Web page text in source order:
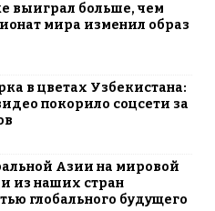
выиграл больше, чем
мира изменил образ
в цветах Узбекистана:
покорило соцсети за
Азии на мировой
из наших стран
глобального будущего